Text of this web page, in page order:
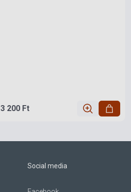
3 200 Ft
Social media